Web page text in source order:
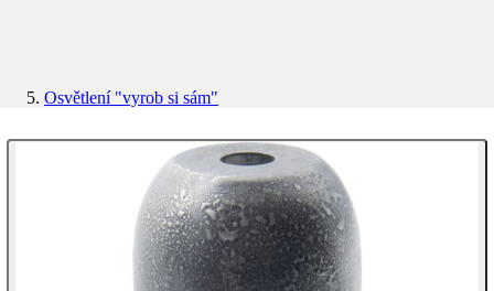
Osvětlení "vyrob si sám"